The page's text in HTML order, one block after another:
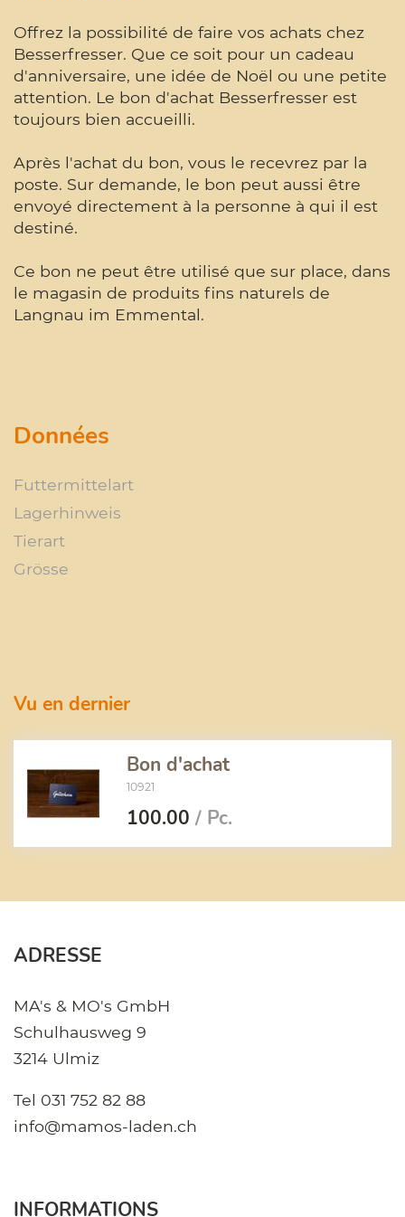
Offrez la possibilité de faire vos achats chez
Besserfresser. Que ce soit pour un cadeau
d'anniversaire, une idée de Noël ou une petite
attention. Le bon d'achat Besserfresser est
toujours bien accueilli.
Après l'achat du bon, vous le recevrez par la
poste. Sur demande, le bon peut aussi être
envoyé directement à la personne à qui il est
destiné.
Ce bon ne peut être utilisé que sur place, dans
le magasin de produits fins naturels de
Langnau im Emmental.
Données
Futtermittelart
Lagerhinweis
Tierart
Grösse
Vu en dernier
Bon d'achat
10921
100.00 / Pc.
ADRESSE
MA's & MO's GmbH
Schulhausweg 9
3214 Ulmiz
Tel 031 752 82 88
info@mamos-laden.ch
INFORMATIONS